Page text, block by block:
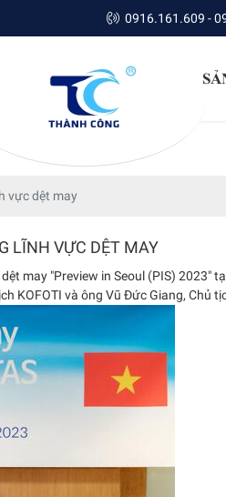
0916.161.609 -
vực dệt may
LĨNH VỰC DỆT MAY
may "Preview in Seoul (PIS) 2023"
KOFOTI và ông Vũ Đức Giang, Chủ